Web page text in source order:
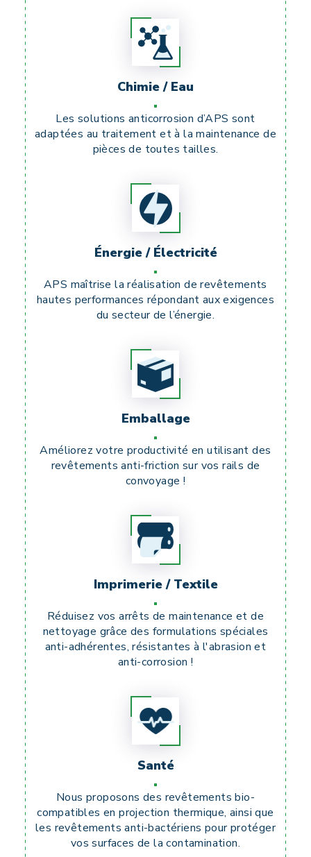
Chimie / Eau
Les solutions anticorrosion d’APS sont
adaptées au traitement et à la maintenance de
pièces de toutes tailles.
Énergie / Électricité
APS maîtrise la réalisation de revêtements
hautes performances répondant aux exigences
du secteur de l’énergie.
Emballage
Améliorez votre productivité en utilisant des
revêtements anti-friction sur vos rails de
convoyage !
Imprimerie / Textile
Réduisez vos arrêts de maintenance et de
nettoyage grâce des formulations spéciales
anti-adhérentes, résistantes à l'abrasion et
anti-corrosion !
Santé
Nous proposons des revêtements bio-
compatibles en projection thermique, ainsi que
les revêtements anti-bactériens pour protéger
vos surfaces de la contamination.